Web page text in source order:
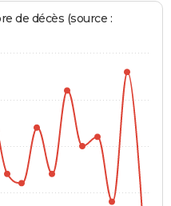
de décès (source :